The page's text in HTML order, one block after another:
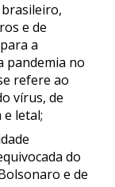
e de
a
pandemia no
refere ao
vírus, de
letal;
do
e de